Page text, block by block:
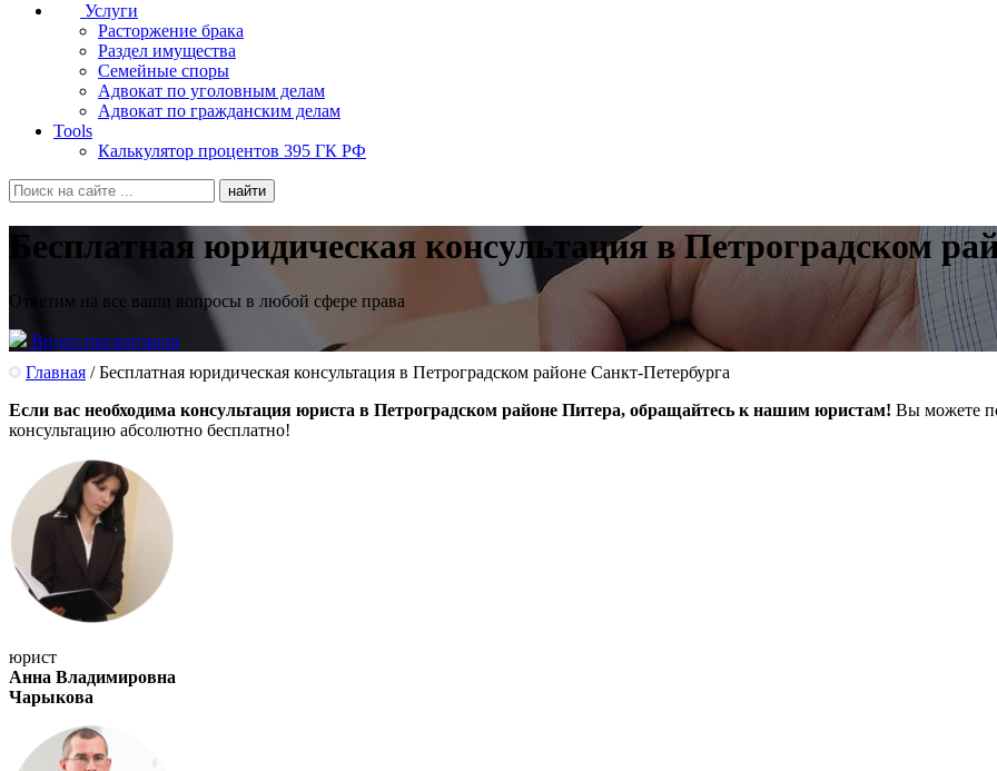
Услуги
Расторжение брака
Раздел имущества
Семейные споры
Адвокат по уголовным делам
Адвокат по гражданским делам
Tools
Калькулятор процентов 395 ГК РФ
Бесплатная юридическая консультация в Петроградском
Ответим на все ваши вопросы в любой сфере права
Видео-презентация
Главная / Бесплатная юридическая консультация в Петроградском районе Санкт-Петербурга
Если вас необходима консультация юриста в Петроградском районе Питера, обращайтесь к нашим юристам! Вы можете
консультацию абсолютно бесплатно!
юрист
Анна Владимировна
Чарыкова